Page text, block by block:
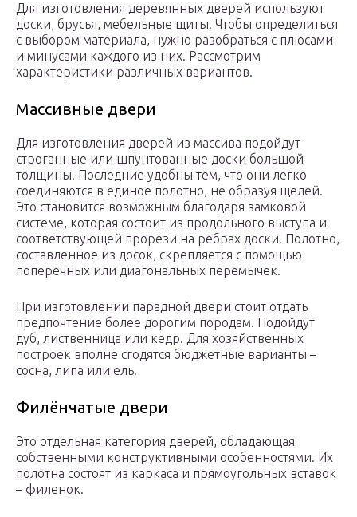
Для изготовления деревянных дверей используют
доски, брусья, мебельные щиты. Чтобы определиться
с выбором материала, нужно разобраться с плюсами
и минусами каждого из них. Рассмотрим
характеристики различных вариантов.
Массивные двери
Для изготовления дверей из массива подойдут
строганные или шпунтованные доски большой
толщины. Последние удобны тем, что они легко
соединяются в единое полотно, не образуя щелей.
Это становится возможным благодаря замковой
системе, которая состоит из продольного выступа и
соответствующей прорези на ребрах доски. Полотно,
составленное из досок, скрепляется с помощью
поперечных или диагональных перемычек.
При изготовлении парадной двери стоит отдать
предпочтение более дорогим породам. Подойдут
дуб, лиственница или кедр. Для хозяйственных
построек вполне сгодятся бюджетные варианты –
сосна, липа или ель.
Филёнчатые двери
Это отдельная категория дверей, обладающая
собственными конструктивными особенностями. Их
полотна состоят из каркаса и прямоугольных вставок
– филенок.